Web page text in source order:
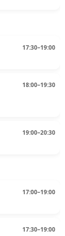
17:30–19:00
18:00–19:30
19:00–20:30
17:00–19:00
17:30–19:00